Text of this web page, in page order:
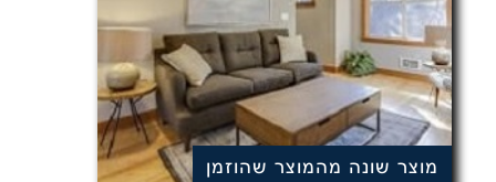
מוצר שונה מהמוצר שהוזמן